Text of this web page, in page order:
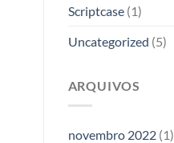
Scriptcase(1)
Uncategorized (5)
ARQUIVOS
novembro 2022(1)